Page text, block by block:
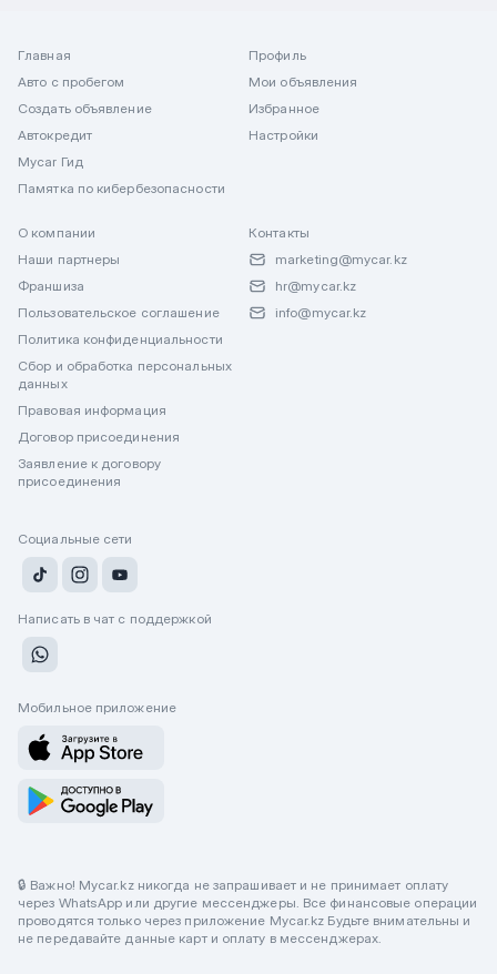
Главная
Авто с пробегом
Создать объявление
Автокредит
Mycar Гид
Памятка по кибербезопасности
Профиль
Мои объявления
Избранное
Настройки
О компании
Наши партнеры
Франшиза
Пользовательское соглашение
Политика конфиденциальности
Сбор и обработка персональных
данных
Правовая информация
Договор присоединения
Заявление к договору
присоединения
Контакты
marketing@mycar.kz
hr@mycar.kz
info@mycar.kz
Социальные сети
Написать в чат с поддержкой
Мобильное приложение
🔒 Важно! Mycar.kz никогда не запрашивает и не принимает оплату
через WhatsApp или другие мессенджеры. Все финансовые операции
проводятся только через приложение Mycar.kz Будьте внимательны и
не передавайте данные карт и оплату в мессенджерах.